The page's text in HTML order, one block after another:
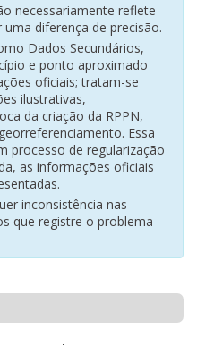
necessariamente reflete
diferença de precisão.
Dados Secundários,
e ponto aproximado
oficiais; tratam-se
ilustrativas,
da criação da RPPN,
Essa
processo de regularização
as informações oficiais
inconsistência nas
que registre o problema